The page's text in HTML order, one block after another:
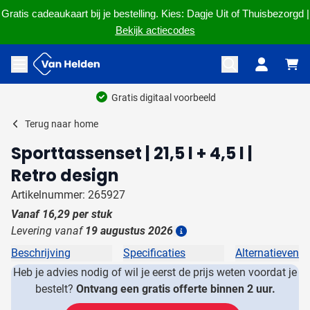
Gratis cadeaukaart bij je bestelling. Kies: Dagje Uit of Thuisbezorgd |
Bekijk actiecodes
Ga naar de inhoud
Menu openen
Gratis digitaal voorbeeld
Terug naar home
Sporttassenset | 21,5 l + 4,5 l |
Retro design
Artikelnummer: 265927
Vanaf 16,29 per stuk
Levering vanaf 19 augustus 2026
Beschrijving Specificaties
Alternatieven
Heb je advies nodig of wil je eerst de prijs weten voordat je
bestelt? Ontvang een gratis offerte binnen 2 uur.